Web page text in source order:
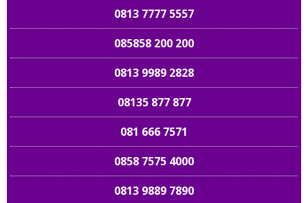
0813 7777 5557
085858 200 200
0813 9989 2828
08135 877 877
081 666 7571
0858 7575 4000
0813 9889 7890